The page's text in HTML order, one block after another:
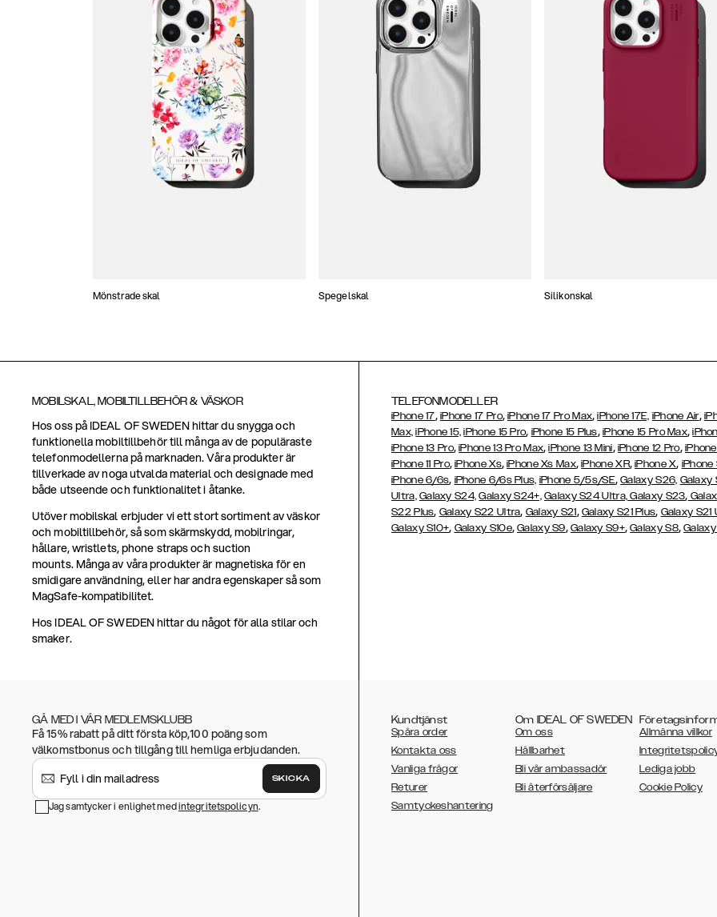
Mönstrade skal Spegelskal Silikonskal
MOBILSKAL, MOBILTILLBEHÖR & VÄSKOR
Hos oss på IDEAL OF SWEDEN hittar du snygga och
funktionella mobiltillbehör till många av de populäraste
telefonmodellerna på marknaden. Våra produkter är
tillverkade av noga utvalda material och designade med
både utseende och funktionalitet i åtanke.
Utöver mobilskal erbjuder vi ett stort sortiment av väskor
och mobiltillbehör, så som skärmskydd, mobilringar,
hållare, wristlets, phone straps och suction
mounts. Många av våra produkter är magnetiska för en
smidigare användning, eller har andra egenskaper så som
MagSafe-kompatibilitet.
Hos IDEAL OF SWEDEN hittar du något för alla stilar och
smaker.
TELEFONMODELLER
iPhone 17, iPhone 17 Pro,iPhone 17 Pro Max,iPhone 17E, iPhone Air,
Max, iPhone 15, iPhone 15 Pro, iPhone 15 Plus, iPhone 15 Pro Max,
iPhone 13 Pro,iPhone 13 Pro Max,iPhone 13 Mini, iPhone 12 Pro, iPhone
iPhone 11 Pro,iPhone Xs,iPhone Xs Max,iPhone XR,iPhone X,
iPhone 6/6s, iPhone 6/6s Plus, iPhone 5/5s/SE,Galaxy S26, Galaxy
Ultra, Galaxy S24, Galaxy S24+, Galaxy S24 Ultra, Galaxy S23,
S22 Plus, Galaxy S22 Ultra, Galaxy S21, Galaxy S21 Plus, Galaxy S21
Galaxy S10+, Galaxy S10e,Galaxy S9, Galaxy S9+,Galaxy S8,
GÅ MED I VÅR MEDLEMSKLUBB
Få 15% rabatt på ditt första köp,100 poäng som
välkomstbonus och tillgång till hemliga erbjudanden.
SKICKA
Jag samtycker i enlighet medintegritetspolicyn.
Kundtjänst
Spåra order
Kontakta oss
Vanliga frågor
Returer
Samtyckeshantering
Om IDEAL OF SWEDEN
Om oss
Hållbarhet
Bli vår ambassadör
Bli återförsäljare
Allmänna villkor
Lediga jobb
Cookie Policy
AUSTRALIA